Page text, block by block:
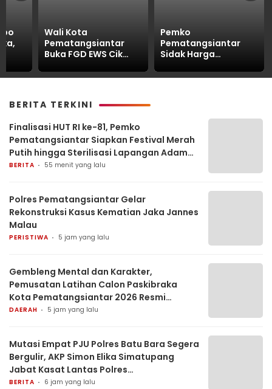
Wali Kota
Pematangsiantar
Buka FGD EWS Cik
Peringatan Dini
Pemko
Pematangsiantar
Sidak Harga
Dijual Sesuai HET
BERITA TERKINI
Finalisasi HUT RI ke-81, Pemko
Pematangsiantar Siapkan Festival Merah
Putih hingga Sterilisasi Lapangan Adam
Malik
BERITA 55 menit yang lalu
Polres Pematangsiantar Gelar
Rekonstruksi Kasus Kematian Jaka Jannes
Malau
PERISTIWA 5 jam yang lalu
Gembleng Mental dan Karakter,
Pemusatan Latihan Calon Paskibraka
Kota Pematangsiantar 2026 Resmi
Dimulai
DAERAH 5 jam yang lalu
Mutasi Empat PJU Polres Batu Bara Segera
Bergulir, AKP Simon Elika Simatupang
Jabat Kasat Lantas Polres
Pematangsiantar
BERITA 6 jam yang lalu